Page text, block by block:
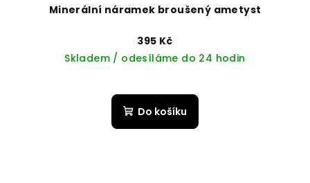
Minerální náramek broušený ametyst
395 Kč
Skladem / odesíláme do 24 hodin
Do košíku